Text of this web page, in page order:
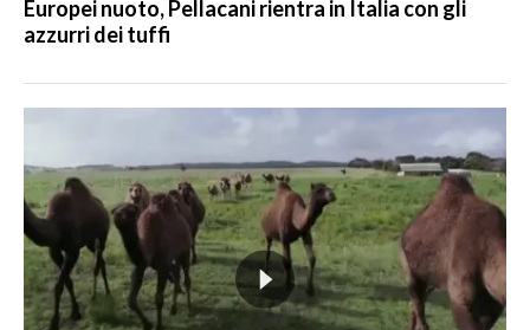
Europei nuoto, Pellacani rientra in Italia con gli
azzurri dei tuffi